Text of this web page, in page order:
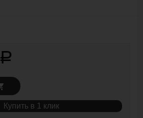
Р
Купить в 1 клик